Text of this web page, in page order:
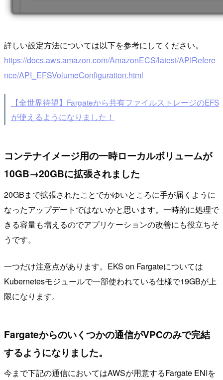
詳しい設定方法については以下を参考にしてください。
https://docs.aws.amazon.com/AmazonECS/latest/APIRefere
nce/API_EFSVolumeConfiguration.html
【全世界待望】Fargateから共有ファイルストレージのEFS
が使えるようになりました！
コンテナイメージ用の一時ローカルボリュームが
10GB→20GBに拡張されました
20GBまで拡張されたことでかゆいところに手が届くように
なったアップデートではないかと思います。一時的に処理で
きる容量も増えるのでアプリケーションの改善にも役立ちそ
うです。
一つだけ注意点があります。EKS on Fargateについては
Kubernetesモジュールで一部使われている仕様で19GBが上
限になります。
Fargateからのいくつかの通信がVPCのみで完結
するようになりました。
今まで下記の通信においてはAWSが用意するFargate ENIを